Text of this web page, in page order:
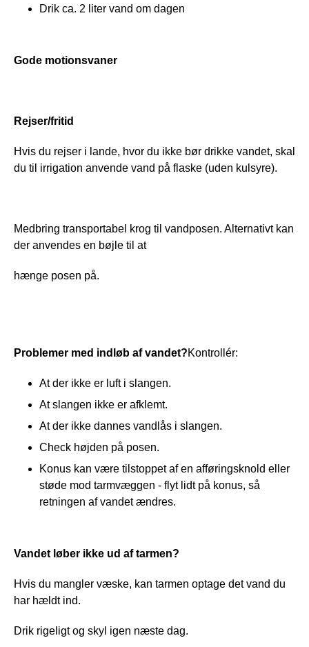
Drik ca. 2 liter vand om dagen
Gode motionsvaner
Rejser/fritid
Hvis du rejser i lande, hvor du ikke bør drikke vandet, skal
du til irrigation anvende vand på flaske (uden kulsyre).
Medbring transportabel krog til vandposen. Alternativt kan
der anvendes en bøjle til at
hænge posen på.
Problemer med indløb af vandet?Kontrollér:
At der ikke er luft i slangen.
At slangen ikke er afklemt.
At der ikke dannes vandlås i slangen.
Check højden på posen.
Konus kan være tilstoppet af en afføringsknold eller
støde mod tarmvæggen - flyt lidt på konus, så
retningen af vandet ændres.
Vandet løber ikke ud af tarmen?
Hvis du mangler væske, kan tarmen optage det vand du
har hældt ind.
Drik rigeligt og skyl igen næste dag.